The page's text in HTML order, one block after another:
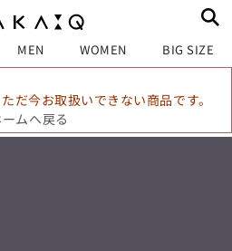
MEN WOMEN BIG SIZE
だ今お取扱いできない商品です。
ムへ戻る